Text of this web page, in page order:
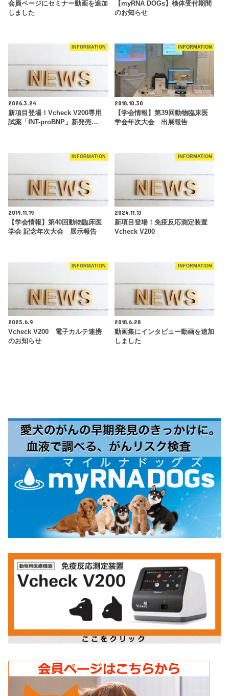
会員ページにセミナー動画を追加
しました
【myRNA DOGs】検体受付期間
のお知らせ
INFORMATION
2026.3.24
新項目登場！Vcheck V200専用
試薬「fNT-proBNP」新発売…
INFORMATION
2018.10.30
【学会情報】第39回動物臨床医
学会年次大会 出展報告
INFORMATION
2019.11.19
【学会情報】第40回動物臨床医
学会 記念年次大会 展示報告
INFORMATION
2024.11.13
新項目登場！免疫反応測定装置
Vcheck V200
INFORMATION
2025.6.9
Vcheck V200 電子カルテ連携
のお知らせ
INFORMATION
2018.6.28
動画集にインタビュー動画を追加
しました